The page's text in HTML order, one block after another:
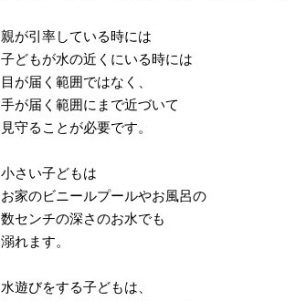
親が引率している時には
子どもが水の近くにいる時には
目が届く範囲ではなく、
手が届く範囲にまで近づいて
見守ることが必要です。
小さい子どもは
お家のビニールプールやお風呂の
数センチの深さのお水でも
溺れます。
水遊びをする子どもは、